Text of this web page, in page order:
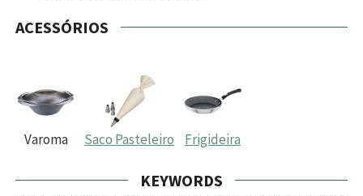
ACESSÓRIOS
Varoma Saco Pasteleiro Frigideira
KEYWORDS